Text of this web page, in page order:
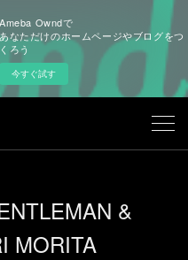
Ameba Owndで
あなただけのホームページやブログをつ
くろう
今すぐ試す
&
MORITA